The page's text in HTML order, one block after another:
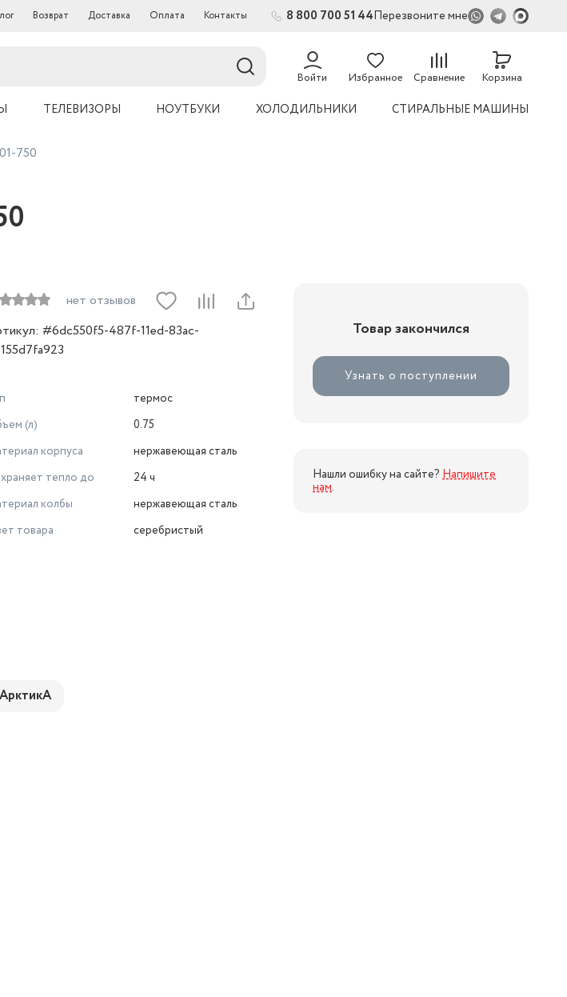
Возврат Доставка Оплата Контакты 8 800 700 51 44Перезвоните мне
Войти Избранное Сравнение
54
Корзина
ТЕЛЕВИЗОРЫ НОУТБУКИ ХОЛОДИЛЬНИКИ СТИРАЛЬНЫЕ МАШИНЫ
750
нет отзывов
#6dc550f5-487f-11ed-83ac-
термос
(л)
0.75
корпуса
нержавеющая сталь
тепло до
24 ч
колбы
нержавеющая сталь
товара
серебристый
АрктикА
Товар закончился
Узнать о поступлении
Нашли ошибку на сайте? Напишите
нам.